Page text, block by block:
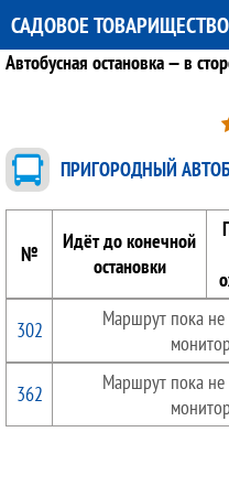
САДОВОЕ
Автобусная остановка — в
ПРИГОРОДНЫЙ
№
Идёт до конечной
остановки
302
Маршрут пока не
362
Маршрут пока не